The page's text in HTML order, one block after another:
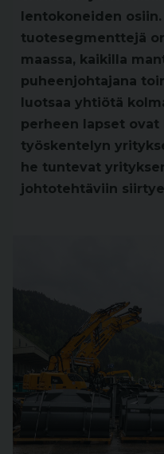
lentokoneiden osiin.
tuotesegmenttejä
maassa, kaikilla
puheenjohtajana
luotsaa yhtiötä
perheen lapset ovat
työskentelyn
he tuntevat
johtotehtäviin